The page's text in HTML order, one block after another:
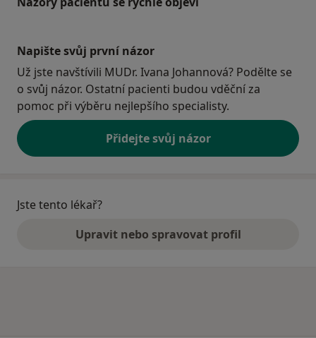
Napište svůj první názor
Už jste navštívili MUDr. Ivana Johannová? Podělte se
o svůj názor. Ostatní pacienti budou vděční za
pomoc při výběru nejlepšího specialisty.
Přidejte svůj názor
Jste tento lékař?
Upravit nebo spravovat profil